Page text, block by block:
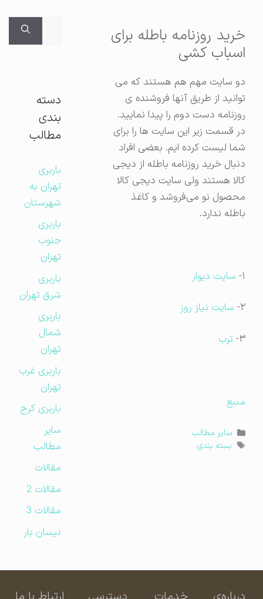
خرید روزنامه باطله برای
اسباب کشی
دو سایت مهم هم هستند که می
توانید از طریق آنها فروشنده ی
روزنامه دست دوم را پیدا نمایید.
در قسمت زیر این سایت ها را برای
شما لیست کرده ایم. بعضی افراد
دنبال خرید روزنامه باطله از دیجی
کالا هستند ولی سایت دیجی کالا
محصول نو می‌فروشد و کاغذ
باطله ندارد.
سایت دیوار
سایت نیاز روز
ترب
منبع
دسته‌ها
سایر مطالب
برچسب‌ها
بسته بندی
دسته
بندی
مطالب
باربری
تهران به
شهرستان
باربری
جنوب
تهران
باربری
شرق تهران
باربری
شمال
تهران
باربری غرب
تهران
باربری کرج
مطالب
مقالات
مقالات 2
مقالات 3
نیسان بار